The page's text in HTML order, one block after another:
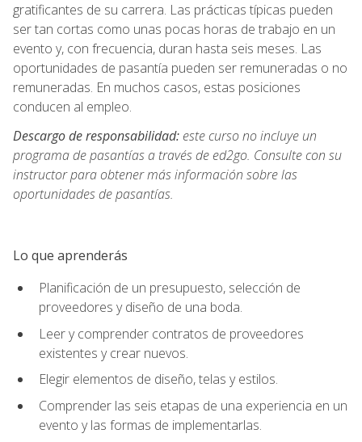
gratificantes de su carrera. Las prácticas típicas pueden
ser tan cortas como unas pocas horas de trabajo en un
evento y, con frecuencia, duran hasta seis meses. Las
oportunidades de pasantía pueden ser remuneradas o no
remuneradas. En muchos casos, estas posiciones
conducen al empleo.
Descargo de responsabilidad: este curso no incluye un
programa de pasantías a través de ed2go. Consulte con su
instructor para obtener más información sobre las
oportunidades de pasantías.
Lo que aprenderás
Planificación de un presupuesto, selección de
proveedores y diseño de una boda.
Leer y comprender contratos de proveedores
existentes y crear nuevos.
Elegir elementos de diseño, telas y estilos.
Comprender las seis etapas de una experiencia en un
evento y las formas de implementarlas.